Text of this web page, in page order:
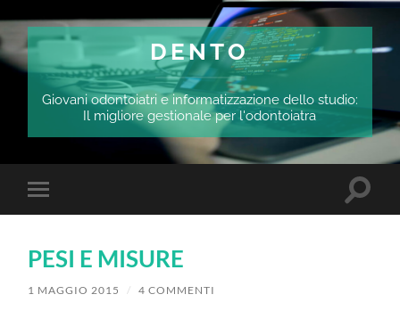
DENTO
Giovani odontoiatri e informatizzazione dello studio:
Il migliore gestionale per l'odontoiatra
Attiva/disattiva
il
dispositivi
PESI E MISURE
1 MAGGIO 2015 / 4 COMMENTI